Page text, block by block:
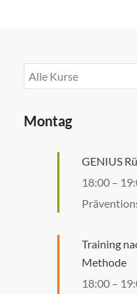
Montag
GENIUS
18:00 –
Training
Methode
18:00 –